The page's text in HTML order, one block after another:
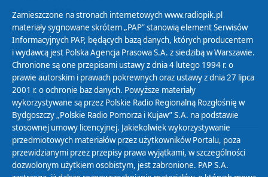
Cyfryzacja DAB+
Polityka ochrony danych osobowych
Abonament
Zamówienia publiczne
Biuletyn Informacji Publicznej
Zamieszczone na stronach internetowych www.radiopik.pl
materiały sygnowane skrótem „PAP” stanowią element Serwisów
Informacyjnych PAP, będących bazą danych, których producentem
i wydawcą jest Polska Agencja Prasowa S.A. z siedzibą w Warszawie.
Chronione są one przepisami ustawy z dnia 4 lutego 1994 r. o
prawie autorskim i prawach pokrewnych oraz ustawy z dnia 27 lipca
2001 r. o ochronie baz danych. Powyższe materiały
wykorzystywane są przez Polskie Radio Regionalną Rozgłośnię w
Bydgoszczy „Polskie Radio Pomorza i Kujaw” S.A. na podstawie
stosownej umowy licencyjnej. Jakiekolwiek wykorzystywanie
przedmiotowych materiałów przez użytkowników Portalu, poza
przewidzianymi przez przepisy prawa wyjątkami, w szczególności
dozwolonym użytkiem osobistym, jest zabronione. PAP S.A.